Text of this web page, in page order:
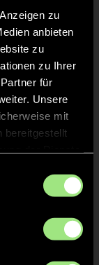
zu
anbieten
zu
zu Ihrer
für
Unsere
mit
bereitgestellt
4